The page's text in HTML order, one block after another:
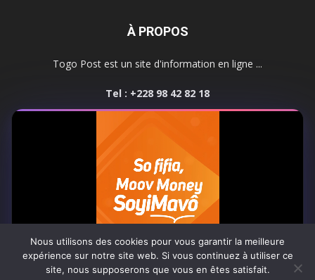
À PROPOS
Togo Post est un site d'information en ligne ...
Tel : +228 98 42 82 18
SUIVEZ NOUS
Africa-Newsroom Contact Activités du site
Nous utilisons des cookies pour vous garantir la meilleure
expérience sur notre site web. Si vous continuez à utiliser ce
site, nous supposerons que vous en êtes satisfait.